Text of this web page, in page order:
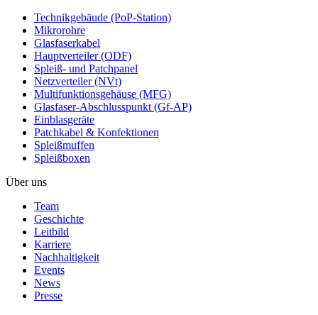
Technikgebäude (PoP-Station)
Mikrorohre
Glasfaserkabel
Hauptverteiler (ODF)
Spleiß- und Patchpanel
Netzverteiler (NVt)
Multifunktionsgehäuse (MFG)
Glasfaser-Abschlusspunkt (Gf-AP)
Einblasgeräte
Patchkabel & Konfektionen
Spleißmuffen
Spleißboxen
Über uns
Team
Geschichte
Leitbild
Karriere
Nachhaltigkeit
Events
News
Presse